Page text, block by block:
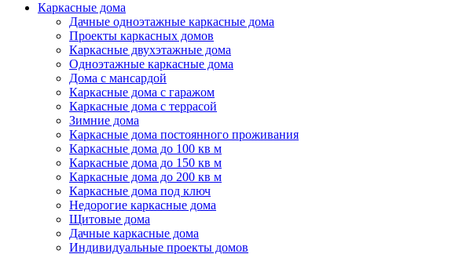
Каркасные дома
Дачные одноэтажные каркасные дома
Проекты каркасных домов
Каркасные двухэтажные дома
Одноэтажные каркасные дома
Дома с мансардой
Каркасные дома с гаражом
Каркасные дома с террасой
Зимние дома
Каркасные дома постоянного проживания
Каркасные дома до 100 кв м
Каркасные дома до 150 кв м
Каркасные дома до 200 кв м
Каркасные дома под ключ
Недорогие каркасные дома
Щитовые дома
Дачные каркасные дома
Индивидуальные проекты домов